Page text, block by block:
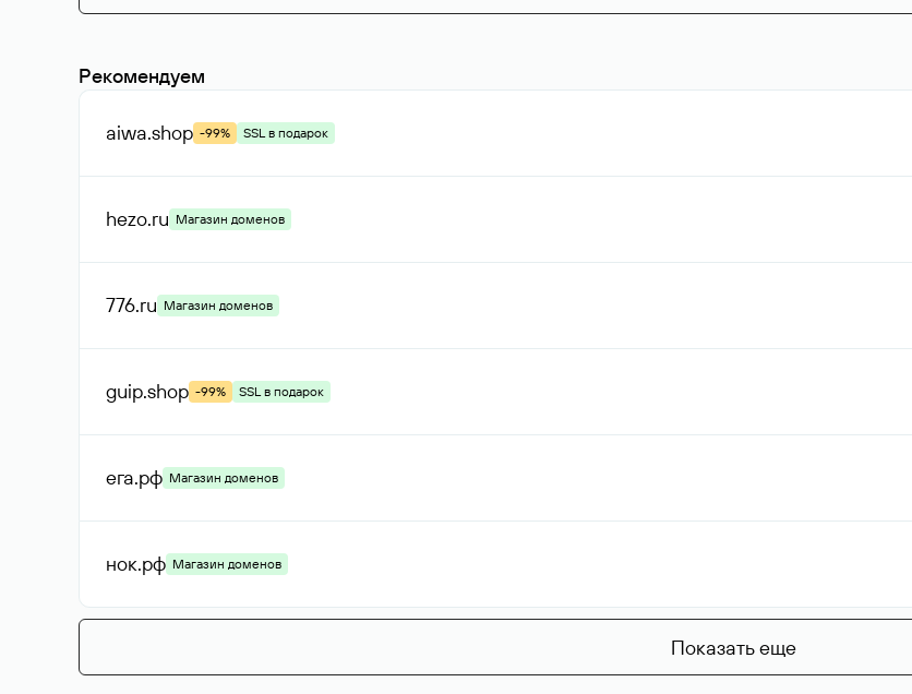
Рекомендуем
aiwa.shop -99% SSL в подарок
hezo.ru Магазин доменов
776.ru Магазин доменов
guip.shop -99% SSL в подарок
ега.рф Магазин доменов
нок.рф Магазин доменов
Показать еще